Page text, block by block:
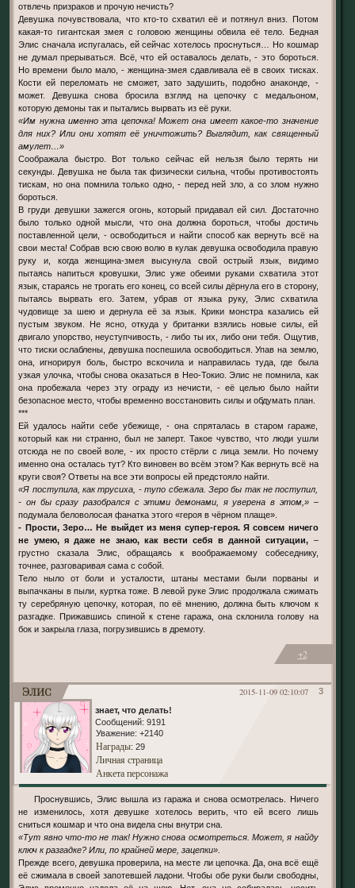
отвлечь призраков и прочую нечисть?
Девушка почувствовала, что кто-то схватил её и потянул вниз. Потом
какая-то гигантская змея с головою женщины обвила её тело. Бедная
Элис сначала испугалась, ей сейчас хотелось проснуться… Но кошмар
не думал прерываться. Всё, что ей оставалось делать, - это бороться.
Но времени было мало, - женщина-змея сдавливала её в своих тисках.
Кости ей переломать не сможет, зато задушить, подобно анаконде, -
может. Девушка снова бросила взгляд на цепочку с медальоном,
которую демоны так и пытались вырвать из её руки.
«Им нужна именно эта цепочка! Может она имеет какое-то значение
для них? Или они хотят её уничтожить? Выглядит, как священный
амулет…»
Соображала быстро. Вот только сейчас ей нельзя было терять ни
секунды. Девушка не была так физически сильна, чтобы противостоять
тискам, но она помнила только одно, - перед ней зло, а со злом нужно
бороться.
В груди девушки зажегся огонь, который придавал ей сил. Достаточно
было только одной мысли, что она должна бороться, чтобы достичь
поставленной цели, - освободиться и найти способ как вернуть всё на
свои места! Собрав всю свою волю в кулак девушка освободила правую
руку и, когда женщина-змея высунула свой острый язык, видимо
пытаясь напиться кровушки, Элис уже обеими руками схватила этот
язык, стараясь не трогать его конец, со всей силы дёрнула его в сторону,
пытаясь вырвать его. Затем, убрав от языка руку, Элис схватила
чудовище за шею и дернула её за язык. Крики монстра казались ей
пустым звуком. Не ясно, откуда у британки взялись новые силы, ей
двигало упорство, неуступчивость, - либо ты их, либо они тебя. Ощутив,
что тиски ослаблены, девушка поспешила освободиться. Упав на землю,
она, игнорируя боль, быстро вскочила и направилась туда, где была
узкая улочка, чтобы снова оказаться в Нео-Токио. Элис не помнила, как
она пробежала через эту ограду из нечисти, - её целью было найти
безопасное место, чтобы временно восстановить силы и обдумать план.
***
Ей удалось найти себе убежище, - она спряталась в старом гараже,
который как ни странно, был не заперт. Такое чувство, что люди ушли
отсюда не по своей воле, - их просто стёрли с лица земли. Но почему
именно она осталась тут? Кто виновен во всём этом? Как вернуть всё на
круги своя? Ответы на все эти вопросы ей предстояло найти.
«Я поступила, как трусиха, - тупо сбежала. Зеро бы так не поступил,
- он бы сразу разобрался с этими демонами, я уверена в этом,»–
подумала беловолосая фанатка этого «героя в чёрном плаще».
- Прости, Зеро… Не выйдет из меня супер-героя. Я совсем ничего
не умею, я даже не знаю, как вести себя в данной ситуации, –
грустно сказала Элис, обращаясь к воображаемому собеседнику,
точнее, разговаривая сама с собой.
Тело ныло от боли и усталости, штаны местами были порваны и
выпачканы в пыли, куртка тоже. В левой руке Элис продолжала сжимать
ту серебряную цепочку, которая, по её мнению, должна быть ключом к
разгадке. Прижавшись спиной к стене гаража, она склонила голову на
бок и закрыла глаза, погрузившись в дремоту.
+2
3
2015-11-09 02:10:07
Элис
знает, что делать!
Сообщений: 9191
Уважение: +2140
Награды: 29
Личная страница
Анкета персонажа
Проснувшись, Элис вышла из гаража и снова осмотрелась. Ничего
не изменилось, хотя девушке хотелось верить, что ей всего лишь
сниться кошмар и что она видела сны внутри сна.
«Тут явно что-то не так! Нужно снова осмотреться. Может, я найду
ключ к разгадке? Или, по крайней мере, зацепки».
Прежде всего, девушка проверила, на месте ли цепочка. Да, она всё ещё
её сжимала в своей запотевшей ладони. Чтобы обе руки были свободны,